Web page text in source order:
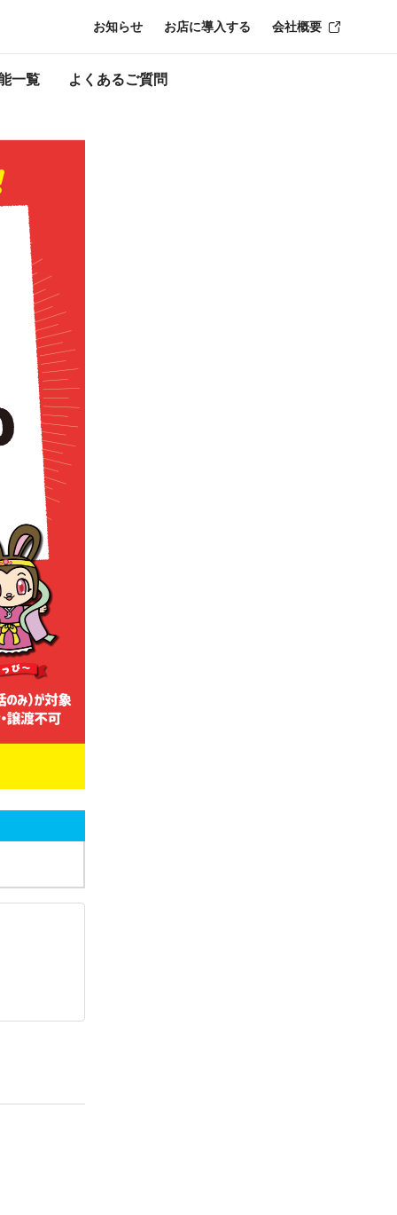
一覧 よくあるご質問
お知らせ お店に導入する 会社概要